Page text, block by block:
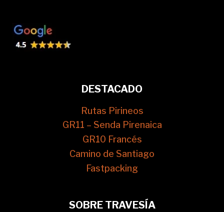
DESTACADO
Rutas Pirineos
GR11 – Senda Pirenaica
GR10 Francés
Camino de Santiago
Fastpacking
SOBRE TRAVESÍA